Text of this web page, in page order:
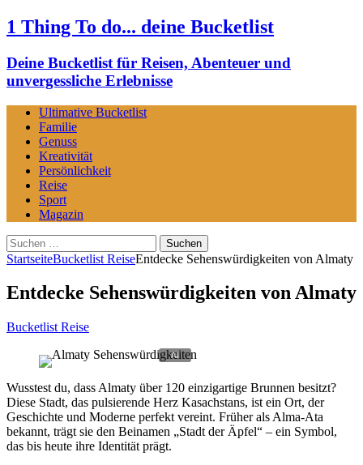
1 Thing To do... deine Bucketlist
Deine Bucketlist für Reisen, Abenteuer und
unvergessliche Erlebnisse
Ultimative Bucketlist
Familie
Genuss
Kreativität
Persönlichkeit
Reise
Sport
Magazin
Suchen
nach:
StartseiteBucketlist ReiseEntdecke Sehenswürdigkeiten von Almaty
Entdecke Sehenswürdigkeiten von Almaty
Bucketlist Reise
Wusstest du, dass Almaty über 120 einzigartige Brunnen besitzt?
Diese Stadt, das pulsierende Herz Kasachstans, ist ein Ort, der
Geschichte und Moderne perfekt vereint. Früher als Alma-Ata
bekannt, trägt sie den Beinamen „Stadt der Äpfel“ – ein Symbol,
das bis heute ihre Identität prägt.